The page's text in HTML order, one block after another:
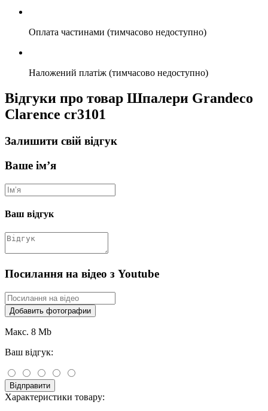
Оплата частинами (тимчасово недоступно)
Наложений платіж (тимчасово недоступно)
Відгуки про товар Шпалери Grandeco
Clarence cr3101
Залишити свій відгук
Ваше ім’я
Ваш відгук
Посилання на відео з Youtube
Добавить фотографии
Макс. 8 Mb
Ваш відгук:
Відправити
Характеристики товару: